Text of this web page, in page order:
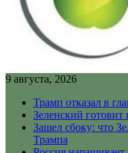
9 августа, 2026
Трамп отказал в
Зеленский
Зашел сбоку: что
Трампа